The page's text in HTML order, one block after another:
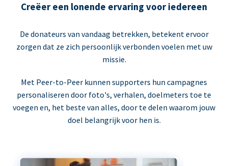
Creëer een lonende ervaring voor iedereen
De donateurs van vandaag betrekken, betekent ervoor
zorgen dat ze zich persoonlijk verbonden voelen met uw
missie.
Met Peer-to-Peer kunnen supporters hun campagnes
personaliseren door foto's, verhalen, doelmeters toe te
voegen en, het beste van alles, door te delen waarom jouw
doel belangrijk voor hen is.